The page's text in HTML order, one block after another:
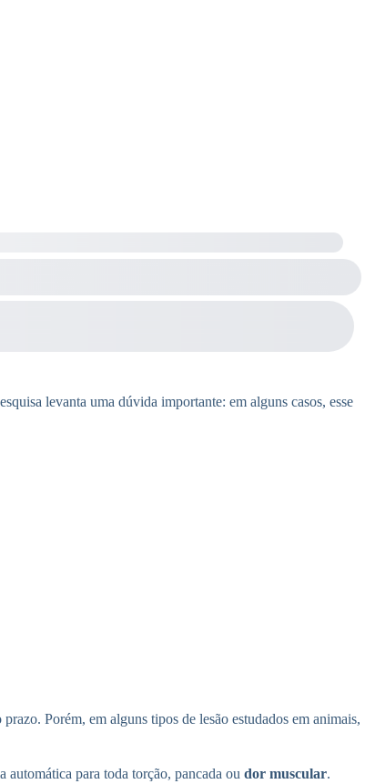
levanta uma dúvida importante: em alguns casos, esse
Porém, em alguns tipos de lesão estudados em animais,
para toda torção, pancada ou dor muscular.